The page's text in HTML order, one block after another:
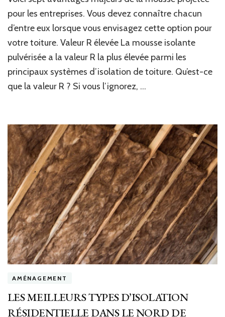
pour les entreprises. Vous devez connaître chacun
d’entre eux lorsque vous envisagez cette option pour
votre toiture. Valeur R élevée La mousse isolante
pulvérisée a la valeur R la plus élevée parmi les
principaux systèmes d’isolation de toiture. Qu’est-ce
que la valeur R ? Si vous l’ignorez, …
AMÉNAGEMENT
LES MEILLEURS TYPES D’ISOLATION
RÉSIDENTIELLE DANS LE NORD DE